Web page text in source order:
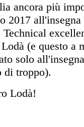
ancora più
2017
(e questo a
solo
di troppo).
Lodà!